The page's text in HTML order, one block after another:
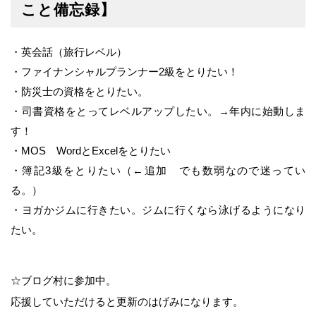
こと備忘録】
・英会話（旅行レベル）
・ファイナンシャルプランナー2級をとりたい！
・防災士の資格をとりたい。
・司書資格をとってレベルアップしたい。→年内に始動しま
す！
・MOS WordとExcelをとりたい
・簿記3級をとりたい（←追加 でも数弱なので迷ってい
る。）
・ヨガかジムに行きたい。ジムに行くなら泳げるようになり
たい。
☆ブログ村に参加中。
応援していただけると更新のはげみになります。